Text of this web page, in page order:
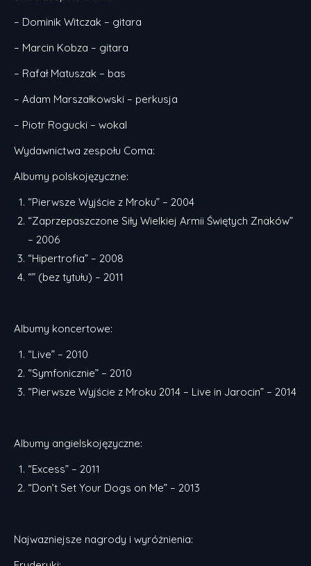
– Dominik Witczak – gitara
– Marcin Kobza – gitara
– Rafał Matuszak – bas
– Adam Marszałkowski – perkusja
– Piotr Rogucki – wokal
Wydawnictwa zespołu Coma:
Albumy polskojęzyczne:
“Pierwsze Wyjście z Mroku” – 2004
“Zaprzepaszczone Siły Wielkiej Armii Świętych Znaków”
– 2006
“Hipertrofia” – 2008
“” (bez tytułu) – 2011
Albumy koncertowe:
“Live” – 2010
“Symfonicznie” – 2010
“Pierwsze Wyjście z Mroku 2014 – Live in Jarocin” – 2014
Albumy angielskojęzyczne:
“Excess” – 2011
“Don’t Set Your Dogs on Me” – 2013
Najwazniejsze nagrody i wyróżnienia: